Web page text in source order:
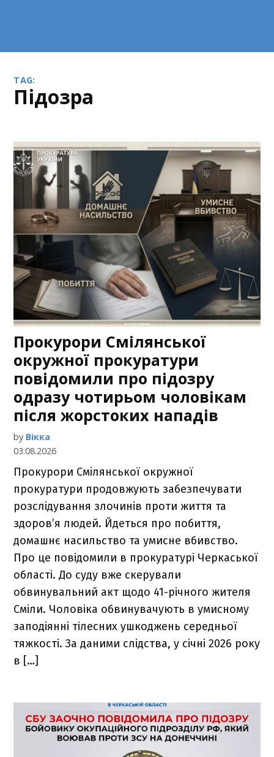
TAG:
підозра
Прокурори Смілянської
окружної прокуратури
повідомили про підозру
одразу чотирьом чоловікам
після жорстоких нападів
by Вікка
03.08.2026
Прокурори Смілянської окружної
прокуратури продовжують забезпечувати
розслідування злочинів проти життя та
здоров’я людей. Йдеться про побиття,
домашнє насильство та умисне вбивство.
Про це повідомили в прокуратурі Черкаської
області. До суду вже скерували
обвинувальний акт щодо 41-річного жителя
Сміли. Чоловіка обвинувачують в умисному
заподіянні тілесних ушкоджень середньої
тяжкості. За даними слідства, у січні 2026 року
в […]